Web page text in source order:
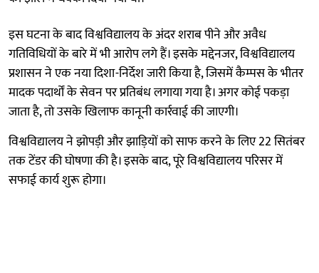
इस घटना के बाद विश्वविद्यालय के अंदर शराब पीने और अवैध
गतिविधियों के बारे में भी आरोप लगे हैं। इसके मद्देनजर, विश्वविद्यालय
प्रशासन ने एक नया दिशा-निर्देश जारी किया है, जिसमें कैम्पस के भीतर
मादक पदार्थों के सेवन पर प्रतिबंध लगाया गया है। अगर कोई पकड़ा
जाता है, तो उसके खिलाफ कानूनी कार्रवाई की जाएगी।
विश्वविद्यालय ने झोपड़ी और झाड़ियों को साफ करने के लिए 22 सितंबर
तक टेंडर की घोषणा की है। इसके बाद, पूरे विश्वविद्यालय परिसर में
सफाई कार्य शुरू होगा।